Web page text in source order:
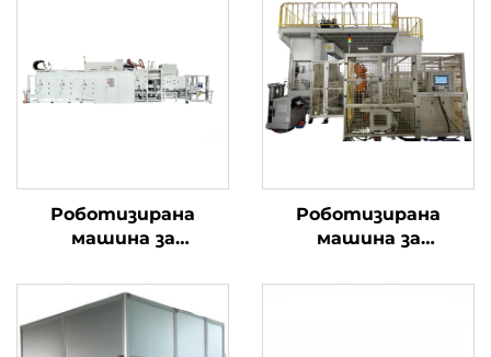
Роботизирана
машина за
високо налягане
Роботизирана
машина за
прецизност на